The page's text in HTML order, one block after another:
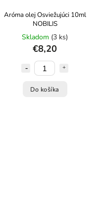
Aróma olej Osviežujúci 10ml
NOBILIS
Skladom (3 ks)
€8,20
Do košíka